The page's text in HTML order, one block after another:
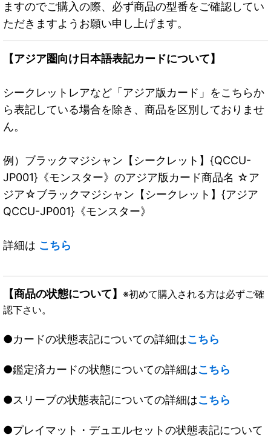
ますのでご購入の際、必ず商品の型番をご確認してい
ただきますようお願い申し上げます。
【アジア圏向け日本語表記カードについて】
シークレットレアなど「アジア版カード」をこちらか
ら表記している場合を除き、商品を区別しておりませ
ん。
例）ブラックマジシャン【シークレット】{QCCU-
JP001}《モンスター》のアジア版カード商品名 ☆ア
ジア☆ブラックマジシャン【シークレット】{アジア
QCCU-JP001}《モンスター》
詳細は こちら
【商品の状態について】 ※初めて購入される方は必ずご確
認下さい。
●カードの状態表記についての詳細はこちら
●鑑定済カードの状態についての詳細はこちら
●スリーブの状態表記についての詳細はこちら
●プレイマット・デュエルセットの状態表記について